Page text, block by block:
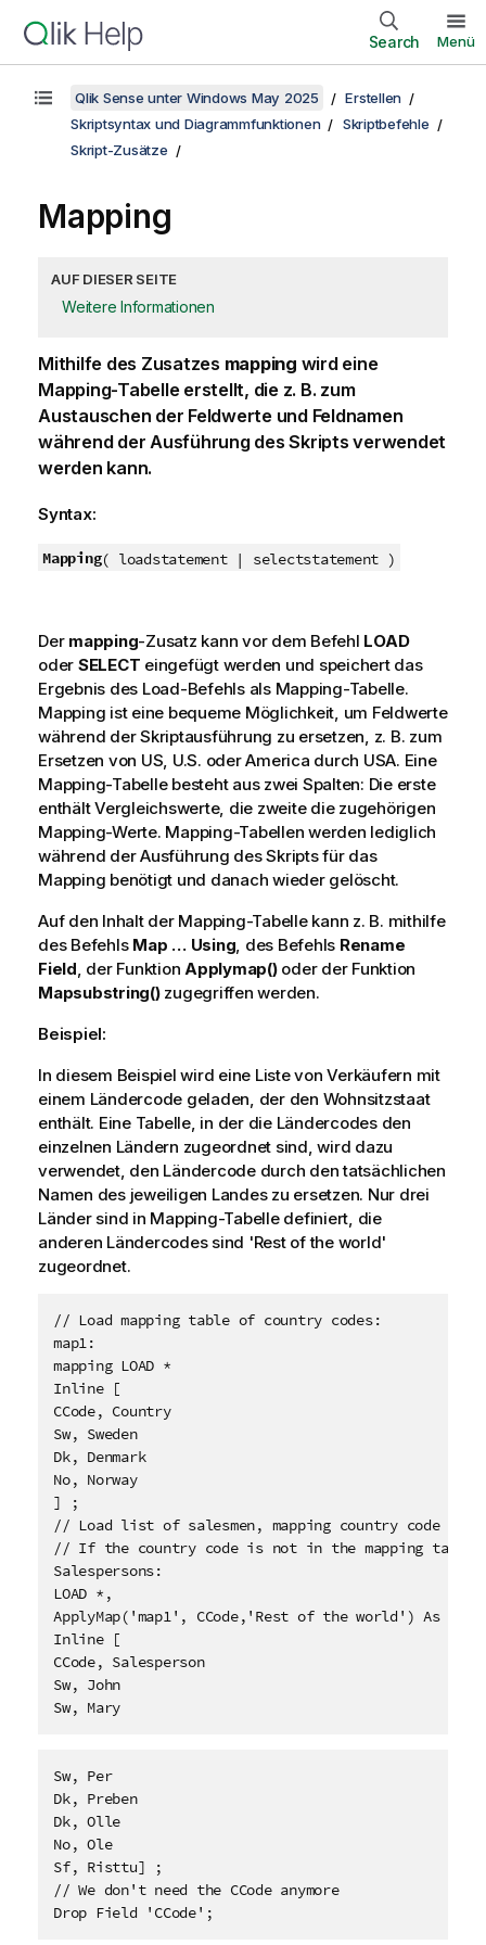
Search Menü
Qlik Sense unter Windows May 2025
Erstellen
Skriptsyntax und Diagrammfunktionen
Skriptbefehle
Skript-Zusätze
Mapping
AUF DIESER SEITE
Weitere Informationen
Mithilfe des Zusatzes mapping wird eine
Mapping-Tabelle erstellt, die z. B. zum
Austauschen der Feldwerte und Feldnamen
während der Ausführung des Skripts verwendet
werden kann.
Syntax:
Mapping( loadstatement | selectstatement )
Der mapping-Zusatz kann vor dem Befehl LOAD
oder SELECT eingefügt werden und speichert das
Ergebnis des Load-Befehls als Mapping-Tabelle.
Mapping ist eine bequeme Möglichkeit, um Feldwerte
während der Skriptausführung zu ersetzen, z. B. zum
Ersetzen von US, U.S. oder America durch USA. Eine
Mapping-Tabelle besteht aus zwei Spalten: Die erste
enthält Vergleichswerte, die zweite die zugehörigen
Mapping-Werte. Mapping-Tabellen werden lediglich
während der Ausführung des Skripts für das
Mapping benötigt und danach wieder gelöscht.
Auf den Inhalt der Mapping-Tabelle kann z. B. mithilfe
des Befehls Map … Using , des Befehls Rename
Field , der Funktion Applymap()oder der Funktion
Mapsubstring()zugegriffen werden.
Beispiel:
In diesem Beispiel wird eine Liste von Verkäufern mit
einem Ländercode geladen, der den Wohnsitzstaat
enthält. Eine Tabelle, in der die Ländercodes den
einzelnen Ländern zugeordnet sind, wird dazu
verwendet, den Ländercode durch den tatsächlichen
Namen des jeweiligen Landes zu ersetzen. Nur drei
Länder sind in Mapping-Tabelle definiert, die
anderen Ländercodes sind 'Rest of the world'
zugeordnet.
// Load mapping table of country codes:
map1:
mapping LOAD *
Inline [
CCode, Country
Sw, Sweden
Dk, Denmark
No, Norway
] ;
// Load list of salesmen, mapping country code to
// If the country code is not in the mapping
Salespersons:
LOAD *,
ApplyMap('map1', CCode,'Rest of the world') As
Inline [
CCode, Salesperson
Sw, John
Sw, Mary
Sw, Per
Dk, Preben
Dk, Olle
No, Ole
Sf, Risttu] ;
// We don't need the CCode anymore
Drop Field 'CCode';